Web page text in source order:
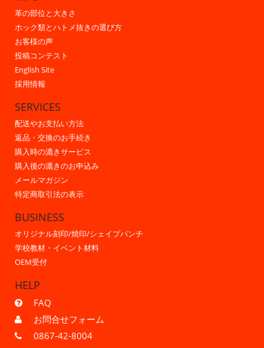
革の部位と大きさ
ホック類とハトメ抜きの選び方
お客様の声
投稿コンテスト
English Site
採用情報
SERVICES
配送やお支払い方法
返品・交換のお手続き
購入時の漉きサービス
購入後の漉きのお申込み
メールマガジン
特定商取引法の表示
BUSINESS
オリジナル刻印/焼印/シェイプパンチ
学校教材・イベント材料
OEM受付
HELP
FAQ
お問合せフォーム
0867-42-8004